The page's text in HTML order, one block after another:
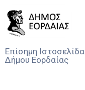
Επίσημη Ιστοσελίδα
Δήμου Εορδαίας